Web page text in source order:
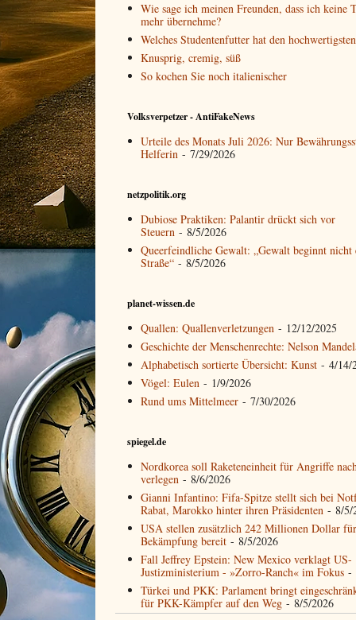
Wie sage ich meinen Freunden, dass ich keine
mehr übernehme?
Welches Studentenfutter hat den
Knusprig, cremig, süß
So kochen Sie noch italienischer
Volksverpetzer - AntiFakeNews
Urteile des Monats Juli 2026: Nur
Helferin - 7/29/2026
netzpolitik.org
Dubiose Praktiken: Palantir drückt sich vor
Steuern - 8/5/2026
Queerfeindliche Gewalt: „Gewalt beginnt nicht
Straße“ - 8/5/2026
planet-wissen.de
Quallen: Quallenverletzungen - 12/12/2025
Geschichte der Menschenrechte: Nelson
Alphabetisch sortierte Übersicht: Kunst - 4/14/
Vögel: Eulen - 1/9/2026
Rund ums Mittelmeer - 7/30/2026
spiegel.de
Nordkorea soll Raketeneinheit für Angriffe
verlegen - 8/6/2026
Gianni Infantino: Fifa-Spitze stellt sich bei
Rabat, Marokko hinter ihren Präsidenten - 8/5/
USA stellen zusätzlich 242 Millionen Dollar
Bekämpfung bereit - 8/5/2026
Fall Jeffrey Epstein: New Mexico verklagt US-
Justizministerium - »Zorro-Ranch« im Fokus -
Türkei und PKK: Parlament bringt
für PKK-Kämpfer auf den Weg - 8/5/2026